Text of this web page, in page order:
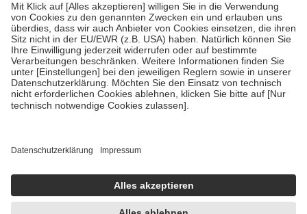
fallenkeine Zuzahlungenan bei:
• Kindern und Jugendlichen bis zum vollendeten 18. Lebensjahr
mit Ausnahme der Fahrkosten
• Untersuchungen zur Vorsorge und Früherkennung, die von der
GKV getragen werden
• empfohlenen Schutzimpfungen
• Harn- und Blutteststreifen
getroffen, um sicherzustellen, dass es sich um echte Bewertungen
https://help.etrusted.com/hc/de/articles/4419944605341
Einige Bilder und Inhalte wurden unter Zuhilfenahme künstlicher